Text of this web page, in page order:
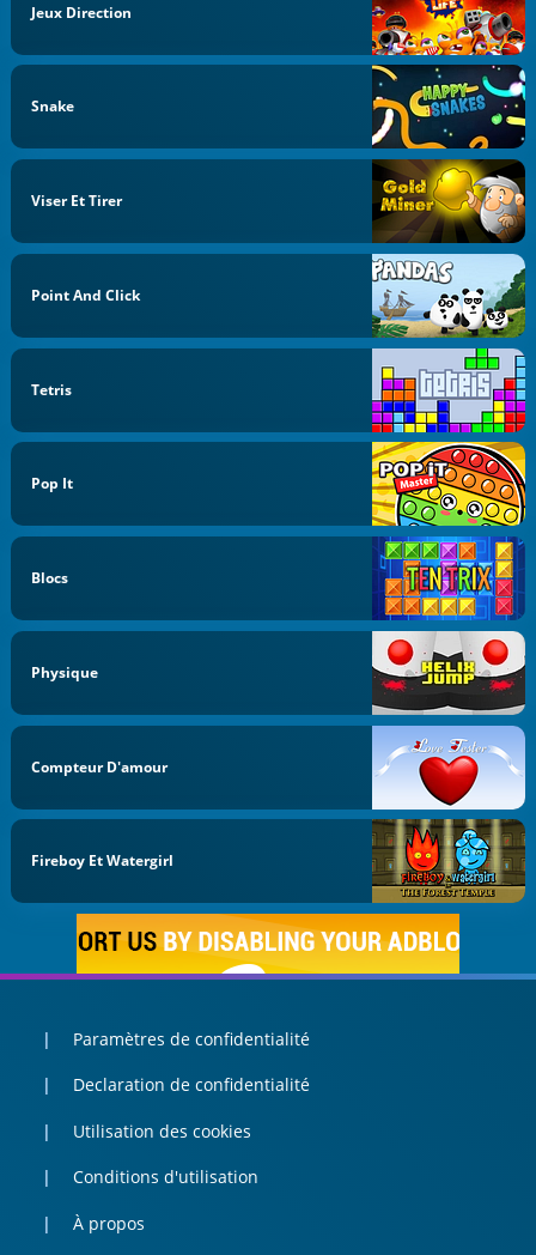
Jeux Direction
Snake
Viser Et Tirer
Point And Click
Tetris
Pop It
Blocs
Physique
Compteur D'amour
Fireboy Et Watergirl
Paramètres de confidentialité
Declaration de confidentialité
Utilisation des cookies
Conditions d'utilisation
À propos